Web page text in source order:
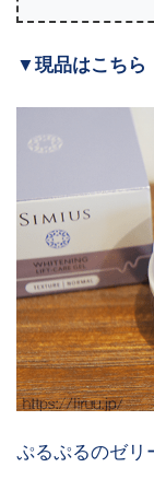
▼現品はこちら
ぷるぷるのゼリ